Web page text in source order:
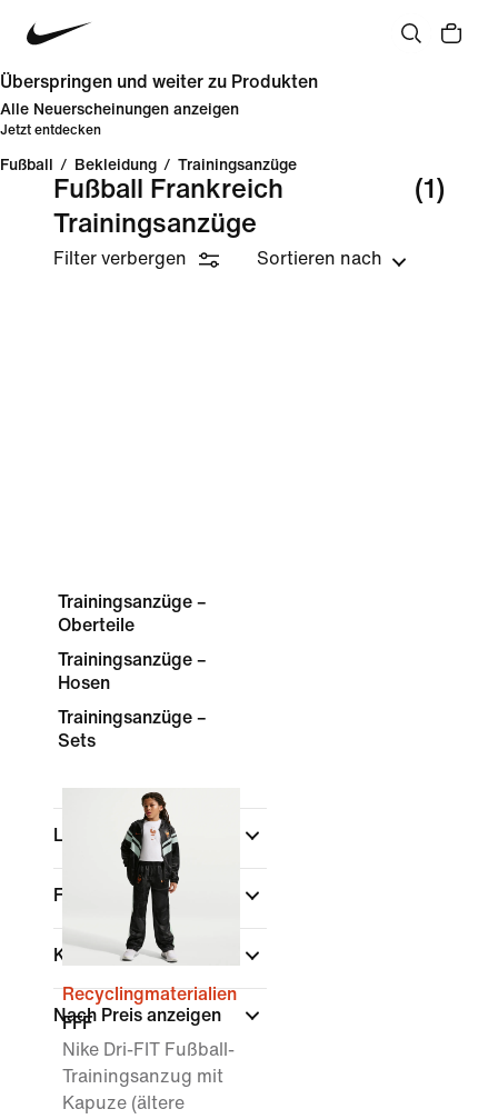
Überspringen und weiter zu Produkten
Alle Neuerscheinungen anzeigen
Jetzt entdecken
Fußball / Bekleidung / Trainingsanzüge
Fußball Frankreich
Trainingsanzüge
(1)
Filter verbergen Sortieren nach
Trainingsanzüge –
Oberteile
Trainingsanzüge –
Hosen
Trainingsanzüge –
Sets
Länder (1)
Farbe
Kinder
Nach Preis anzeigen
Recyclingmaterialien
FFF
Nike Dri-FIT Fußball-
Trainingsanzug mit
Kapuze (ältere